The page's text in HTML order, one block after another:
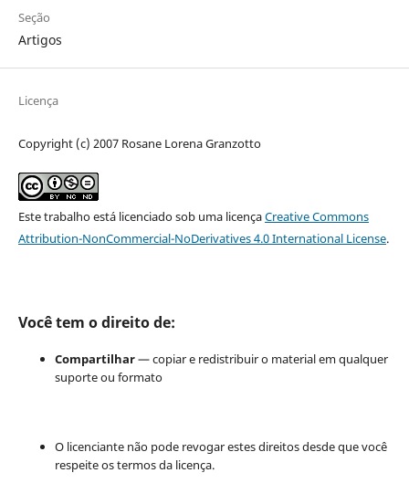
Seção
Artigos
Licença
Copyright (c) 2007 Rosane Lorena Granzotto
Este trabalho está licenciado sob uma licençaCreative Commons
Attribution-NonCommercial-NoDerivatives 4.0 International License.
Você tem o direito de:
Compartilhar— copiar e redistribuir o material em qualquer
suporte ou formato
O licenciante não pode revogar estes direitos desde que você
respeite os termos da licença.